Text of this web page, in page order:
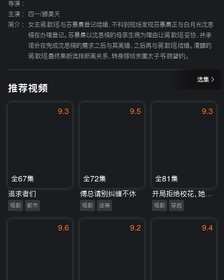
导演 :
主演 :
四一/滕昊天
简介 :
女主蒋歆瑶与苏景晨登记结婚，不料到现场发现苏景晨正与白月光沈思
楠在办理登记。苏景晨以沈思楠的母亲生病为理由让蒋歆瑶妥协，并承
诺会在完成沈思楠的需求之后与其离婚，之后再与蒋歆瑶结婚。清醒的
蒋歆瑶最终果断选择断离关系，转身嫁给京圈太子爷顾望钧。
选集
推荐视频
9.3
全67集
追求者们
短剧 都市
9.5
全72集
傅总请别纠缠不休
短剧 逆袭
9.3
全81集
短剧 穿越
9.6 9.2 9.4